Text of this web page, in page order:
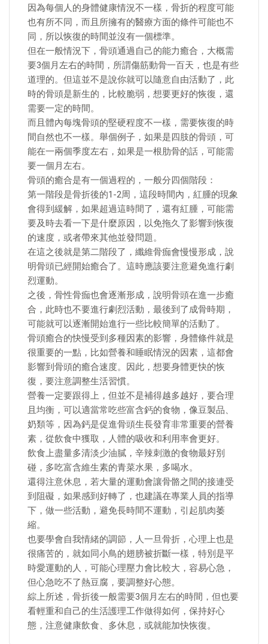
因為每個人的身體健康情況不一樣，骨折的程度可能
也有所不同，而且所擁有的醫療方面的條件可能也不
同，所以恢復的時間並沒有一個標準。
但在一般情況下，骨頭通過自己的能力癒合，大概需
要3個月左右的時間，所謂傷筋動骨一百天，也是有些
道理的。但這並不是說你就可以隨意自由活動了，此
時的骨頭是新生的，比較脆弱，想要更好的恢復，還
需要一定的時間。
而且體內每塊骨頭的堅硬程度不一樣，需要恢復的時
間自然也不一樣。舉個例子，如果是四肢的骨頭，可
能在一兩個季度左右，如果是一根肋骨的話，可能需
要一個月左右。
骨頭的癒合是有一個過程的，一般分四個階段：
第一階段是骨折後的1-2周，這段時間內，紅腫的現象
會得到緩解，如果超過這時間了，還有紅腫，可能需
要及時去看一下是什麼原因，以免拖久了影響到恢復
的速度，或者帶來其他並發問題。
在這之後就是第二階段了，纖維骨痂會慢慢形成，說
明骨頭已經開始癒合了。這時應該要注意避免進行劇
烈運動。
之後，骨性骨痂也會逐漸形成，說明骨頭在進一步癒
合，此時也不要進行劇烈活動，最後到了成骨時期，
可能就可以逐漸開始進行一些比較簡單的活動了。
骨頭癒合的快慢受到多種因素的影響，身體條件就是
很重要的一點，比如營養和睡眠情況的因素，這都會
影響到骨頭的癒合速度。因此，想要身體更快的恢
復，要注意調整生活習慣。
營養一定要跟得上，但並不是補得越多越好，要合理
且均衡，可以適當常吃些富含鈣的食物，像豆製品、
奶類等，因為鈣是促進骨頭生長發育非常重要的營養
素，從飲食中獲取，人體的吸收和利用率會更好。
飲食上盡量多清淡少油膩，辛辣刺激的食物最好別
碰，多吃富含維生素的青菜水果，多喝水。
還得注意休息，若大量的運動會讓骨骼之間的接連受
到阻礙，如果感到好轉了，也建議在專業人員的指導
下，做一些活動，避免長時間不運動，引起肌肉萎
縮。
也要學會自我情緒的調節，人一旦骨折，心理上也是
很痛苦的，就如同小鳥的翅膀被折斷一樣，特別是平
時愛運動的人，可能心理壓力會比較大，容易心急，
但心急吃不了熱豆腐，要調整好心態。
綜上所述，骨折後一般需要3個月左右的時間，但也要
看輕重和自己的生活護理工作做得如何，保持好心
態，注意健康飲食、多休息，或就能加快恢復。